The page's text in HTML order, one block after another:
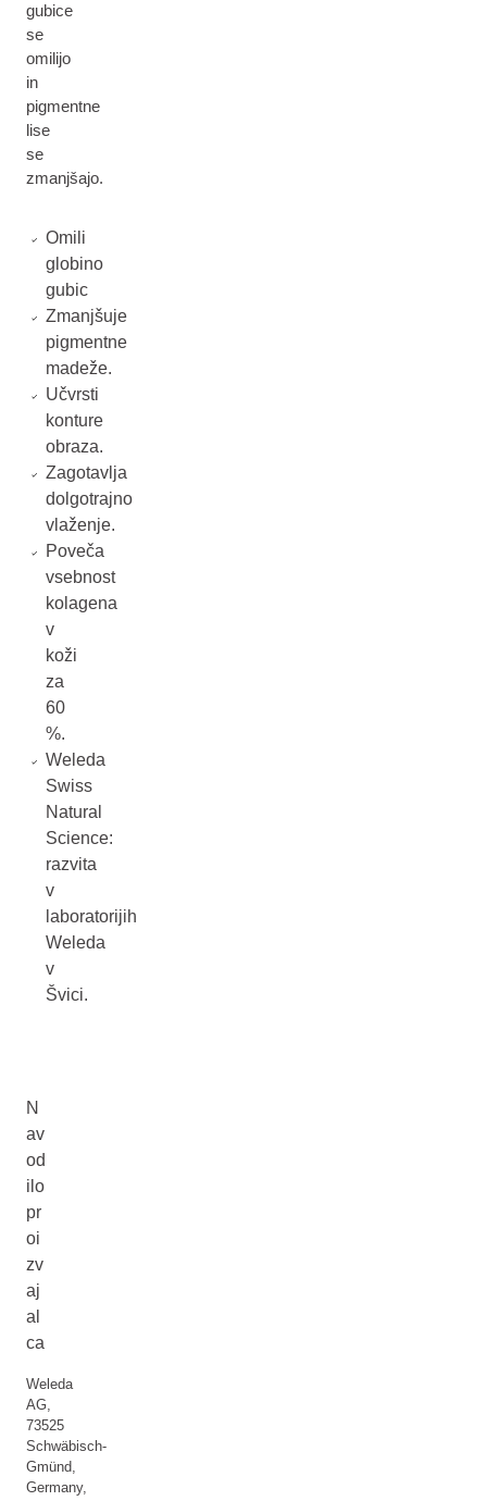
gubice
se
omilijo
in
pigmentne
lise
se
zmanjšajo.
Omili
globino
gubic
Zmanjšuje
pigmentne
madeže.
Učvrsti
konture
obraza.
Zagotavlja
dolgotrajno
vlaženje.
Poveča
vsebnost
kolagena
v
koži
za
60
%.
Weleda
Swiss
Natural
Science:
razvita
v
laboratorijih
Weleda
v
Švici.
N
av
od
ilo
pr
oi
zv
aj
al
ca
Weleda
AG,
73525
Schwäbisch-
Gmünd,
Germany,